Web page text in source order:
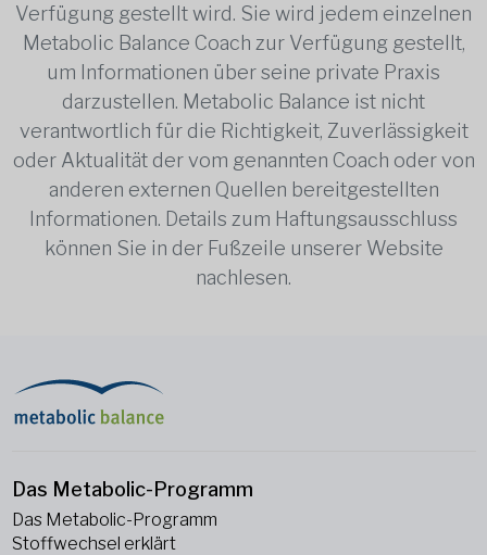
Verfügung gestellt wird. Sie wird jedem einzelnen
Metabolic Balance Coach zur Verfügung gestellt,
um Informationen über seine private Praxis
darzustellen. Metabolic Balance ist nicht
verantwortlich für die Richtigkeit, Zuverlässigkeit
oder Aktualität der vom genannten Coach oder von
anderen externen Quellen bereitgestellten
Informationen. Details zum Haftungsausschluss
können Sie in der Fußzeile unserer Website
nachlesen.
Das Metabolic-Programm
Das Metabolic-Programm
Stoffwechsel erklärt